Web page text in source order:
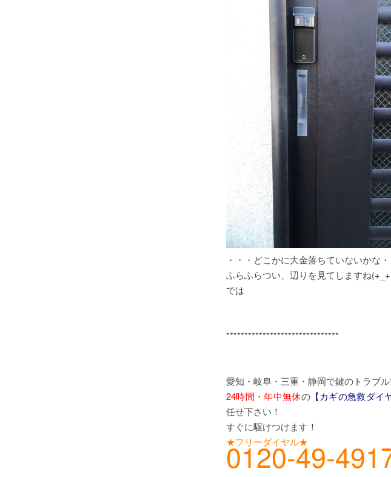
・・・どこかに大金落ちていないかな・
ふらふらつい、辺りを見てしますね
では
*******************************
愛知・岐阜・三重・静岡で鍵のトラブ
24時間・年中無休の【カギの急救ダイ
任せ下さい！
すぐに駆けつけます！
★フリーダイヤル★
0120-49-